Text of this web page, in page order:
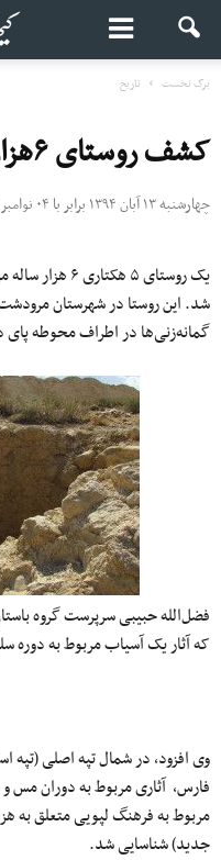
برگ نخست تاریخ
کشف روستای ۶هزار ساله در مرودشت
چهارشنبه ۱۳ آبان ۱۳۹۴ برابر با ۰۴ نوامبر ۲۰۱۵
یک روستای ۵
شد. این روستا در شهرستان
گمانه‌زنی‌ها در اطراف محوطه پای
فضل‌الله حبیبی سرپرست گروه
که آثار یک آسیاب مربوط به
وی افزود، در شمال تپه اصلی
فارس، آثاری مربوط به دوران مس
مربوط به فرهنگ لپویی متعلق به
جدید) شناسایی شد.